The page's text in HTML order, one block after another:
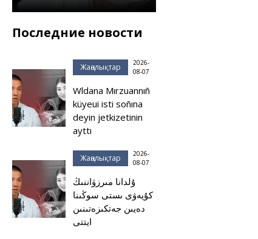
Последние новости
Жаңалықтар
2026-
08-07
Wldana Mırzuannıñ
küyeui isti soñına
deyin jetkizetinin
ayttı
Жаңалықтар
2026-
08-07
ۇلدانا مىرزۋاننىڭ
كۇيەۋى ىستى سوڭىنا
دەيىن جەتكىزەتىنىن
ايتتى